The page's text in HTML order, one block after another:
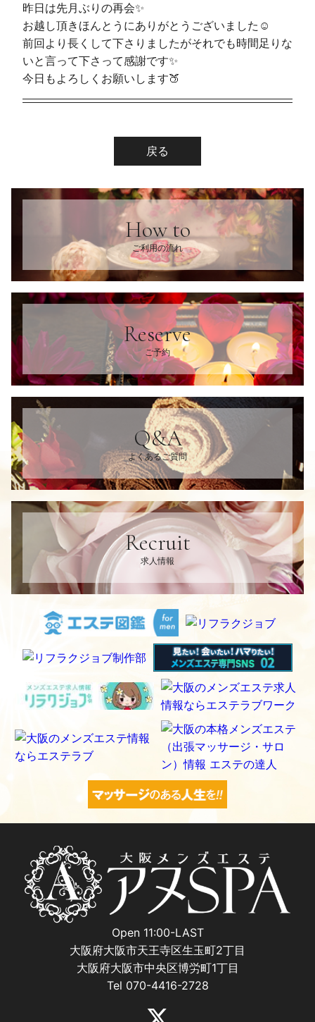
昨日は先月ぶりの再会✨
お越し頂きほんとうにありがとうございました☺️
前回より長くして下さりましたがそれでも時間足りな
いと言って下さって感謝です✨
今日もよろしくお願いします🍑
戻る
How to
ご利用の流れ
Reserve
ご予約
Q&A
よくあるご質問
Recruit
求人情報
Open 11:00-LAST
大阪府大阪市天王寺区生玉町2丁目
大阪府大阪市中央区博労町1丁目
Tel 070-4416-2728